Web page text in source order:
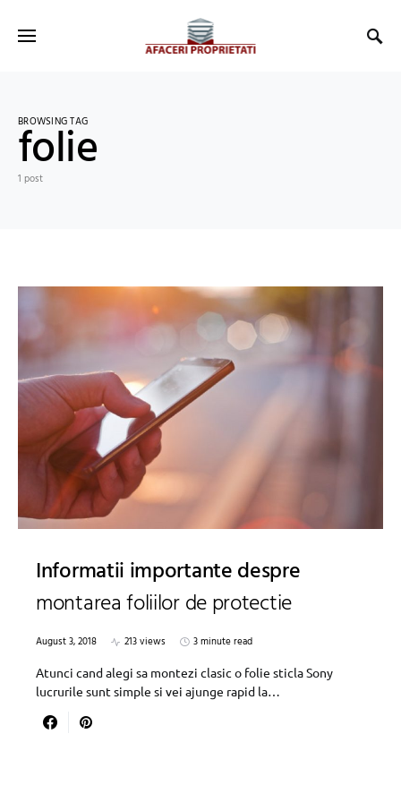
BROWSING TAG
folie
1 post
Informatii importante despre
montarea foliilor de protectie
August 3, 2018 213 views
3 minute read
Atunci cand alegi sa montezi clasic o folie sticla Sony
lucrurile sunt simple si vei ajunge rapid la…